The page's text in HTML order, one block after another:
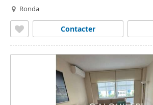
Ronda
Contacter